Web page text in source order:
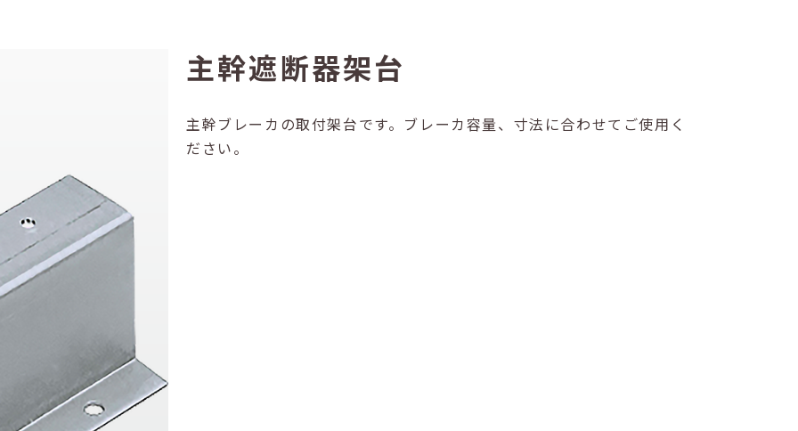
主幹遮断器架台
主幹ブレーカの取付架台です。ブレーカ容量、寸法に合わせてご使用く
ださい。